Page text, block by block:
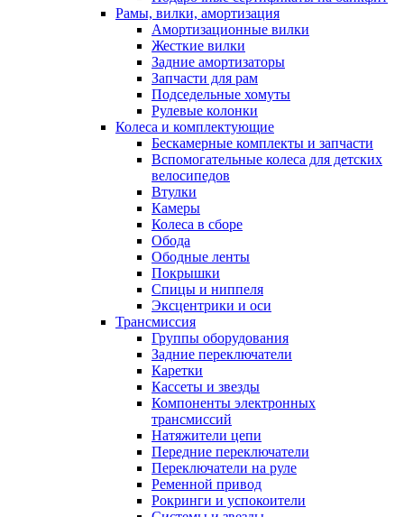
Рамы, вилки, амортизация
Амортизационные вилки
Жесткие вилки
Задние амортизаторы
Запчасти для рам
Подседельные хомуты
Рулевые колонки
Колеса и комплектующие
Бескамерные комплекты и запчасти
Вспомогательные колеса для детских
велосипедов
Втулки
Камеры
Колеса в сборе
Обода
Ободные ленты
Покрышки
Спицы и ниппеля
Эксцентрики и оси
Трансмиссия
Группы оборудования
Задние переключатели
Каретки
Кассеты и звезды
Компоненты электронных
трансмиссий
Натяжители цепи
Передние переключатели
Переключатели на руле
Ременной привод
Рокринги и успокоители